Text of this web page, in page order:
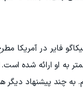
فایر در آمریکا
به او ارائه شده